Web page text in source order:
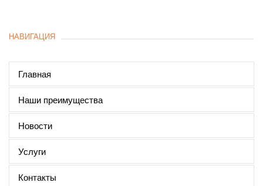
НАВИГАЦИЯ
Главная
Наши преимущества
Новости
Услуги
Контакты